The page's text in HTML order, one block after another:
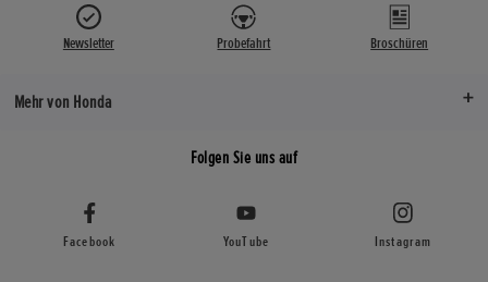
Newsletter Probefahrt Broschüren
Mehr von Honda
Folgen Sie uns auf
Facebook YouTube Instagram